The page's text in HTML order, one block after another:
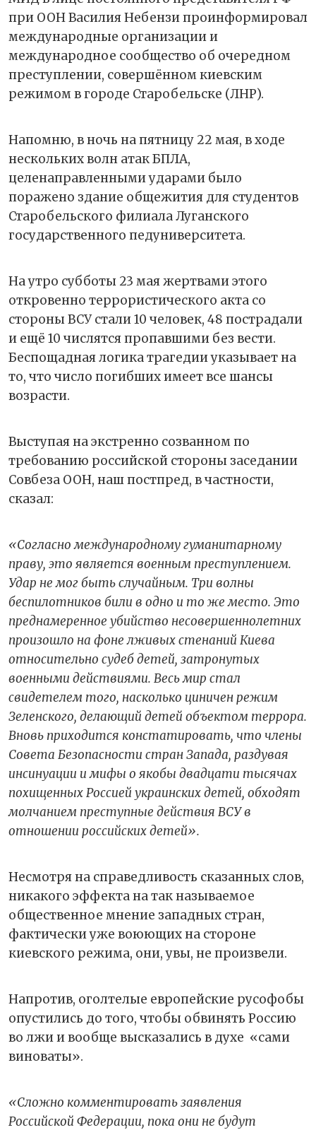
при ООН Василия Небензи проинформировал
международные организации и
международное сообщество об очередном
преступлении, совершённом киевским
режимом в городе Старобельске (ЛНР).
Напомню, в ночь на пятницу 22 мая, в ходе
нескольких волн атак БПЛА,
целенаправленными ударами было
поражено здание общежития для студентов
Старобельского филиала Луганского
государственного педуниверситета.
На утро субботы 23 мая жертвами этого
откровенно террористического акта со
стороны ВСУ стали 10 человек, 48 пострадали
и ещё 10 числятся пропавшими без вести.
Беспощадная логика трагедии указывает на
то, что число погибших имеет все шансы
возрасти.
Выступая на экстренно созванном по
требованию российской стороны заседании
Совбеза ООН, наш постпред, в частности,
сказал:
«Согласно международному гуманитарному
праву, это является военным преступлением.
Удар не мог быть случайным. Три волны
беспилотников били в одно и то же место. Это
преднамеренное убийство несовершеннолетних
произошло на фоне лживых стенаний Киева
относительно судеб детей, затронутых
военными действиями. Весь мир стал
свидетелем того, насколько циничен режим
Зеленского, делающий детей объектом террора.
Вновь приходится констатировать, что члены
Совета Безопасности стран Запада, раздувая
инсинуации и мифы о якобы двадцати тысячах
похищенных Россией украинских детей, обходят
молчанием преступные действия ВСУ в
отношении российских детей».
Несмотря на справедливость сказанных слов,
никакого эффекта на так называемое
общественное мнение западных стран,
фактически уже воюющих на стороне
киевского режима, они, увы, не произвели.
Напротив, оголтелые европейские русофобы
опустились до того, чтобы обвинять Россию
во лжи и вообще высказались в духе «сами
виноваты».
«Сложно комментировать заявления
Российской Федерации, пока они не будут